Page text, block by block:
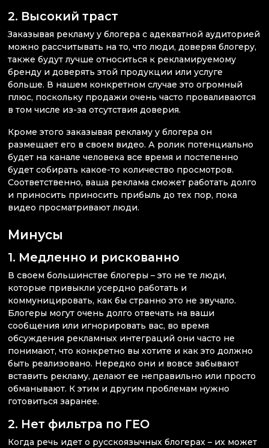
2. Высокий траст
Заказывая рекламу у блогера с адекватной аудиторией
можно рассчитывать на то, что люди, доверяя блогеру,
также будут лучше относиться к рекламируемому
бренду и доверять этой продукции или услуге
больше. В нашем конкретном случае это огромный
плюс, поскольку продажи очень часто проваливаются
в том числе из-за отсутствия доверия.
Кроме этого заказывая рекламу у блогера он
размещает его в своем видео. А ролик потенциально
будет на канале человека все время и постепенно
будет собирать какое-то количество просмотров.
Соответственно, ваша реклама сможет работать долго
и приносить приносить прибыль до тех пор, пока
видео просматривают люди.
Минусы
1. Медленно и рискованно
В своем большинстве блогеры – это не те люди,
которые привыкли усердно работать и
коммуницировать, как бы странно это не звучало.
Блогеры могут очень долго отвечать на ваши
сообщения или игнорировать вас, во время
обсуждения рекламных интеграций они часто не
понимают, что конкретно вы хотите и как это должно
быть реализовано. Нередко они и вовсе забывают
вставить рекламу, делают ее неправильно или просто
обманывают. К этим и другим проблемам нужно
готовиться заранее.
2. Нет фильтра по ГЕО
Когда речь идет о русскоязычных блогерах – их может